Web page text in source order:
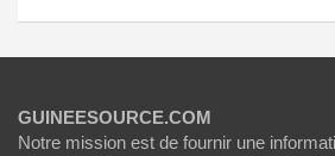
GUINEESOURCE.COM
Notre mission est de fournir une